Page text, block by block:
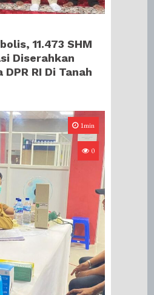
11.473 SHM
Diserahkan
RI Di Tanah
1min
0